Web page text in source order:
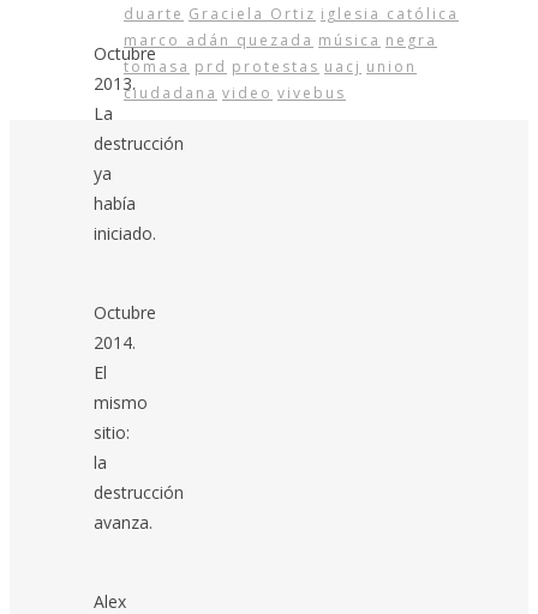
Octubre
2013.
La
destrucción
ya
había
iniciado.
Octubre
2014.
El
mismo
sitio:
la
destrucción
avanza.
Alex
duarte Graciela Ortiz iglesia católica
marco adán quezada música negra
tomasa prd protestas uacj union
ciudadana video vivebus